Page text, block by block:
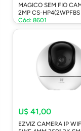
MAGICO SEM FIO
2MP CS-HP4(2WPFBS
Cód: 8601
U$ 41,00
EZVIZ CAMERA IP